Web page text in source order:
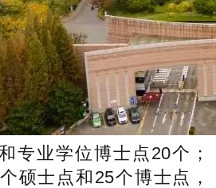
专业学位博士点20个；
硕士点和25个博士点，